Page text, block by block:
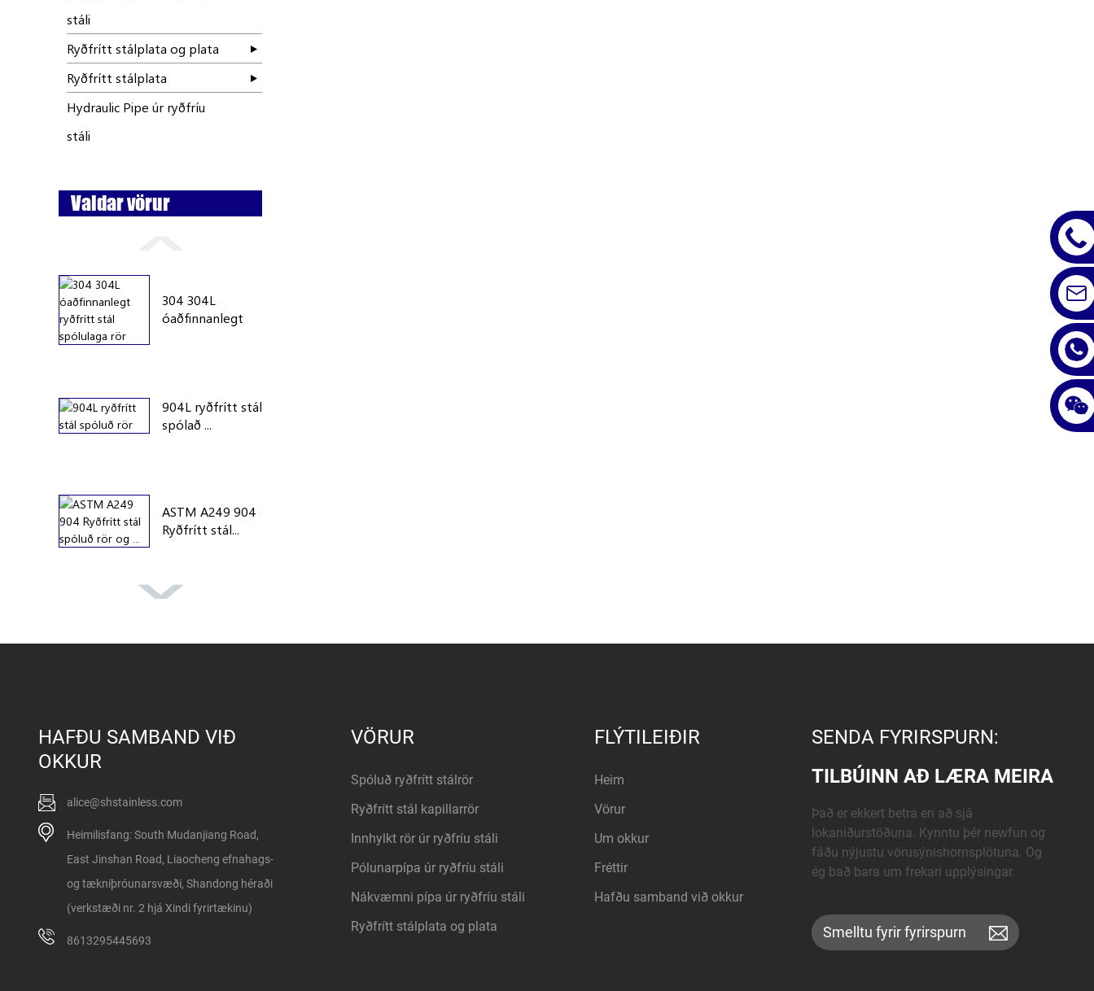
stáli
Ryðfrítt stálplata og plata
Ryðfrítt stálplata
Hydraulic Pipe úr ryðfríu
stáli
Valdar vörur
304 304L
óaðfinnanlegt
904L ryðfrítt stál
spólað ...
ASTM A249 904
Ryðfrítt stál...
Ryðfrítt stál ...
HAFÐU SAMBAND VIÐ
OKKUR
alice@shstainless.com
Heimilisfang: South Mudanjiang Road,
East Jinshan Road, Liaocheng efnahags-
og tækniþróunarsvæði, Shandong héraði
(verkstæði nr. 2 hjá Xindi fyrirtækinu)
8613295445693
VÖRUR
Spóluð ryðfrítt stálrör
Ryðfrítt stál kapillarrör
Innhylkt rör úr ryðfríu stáli
Pólunarpípa úr ryðfríu stáli
Nákvæmni pípa úr ryðfríu stáli
Ryðfrítt stálplata og plata
FLÝTILEIÐIR
Heim
Vörur
Um okkur
Fréttir
Hafðu samband við okkur
SENDA FYRIRSPURN:
TILBÚINN AÐ LÆRA MEIRA
Það er ekkert betra en að sjá
lokaniðurstöðuna. Kynntu þér newfun og
fáðu nýjustu vörusýnishornsplötuna. Og
ég bað bara um frekari upplýsingar.
Smelltu fyrir fyrirspurn